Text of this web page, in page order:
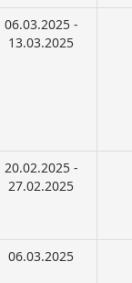
06.03.2025 -
13.03.2025
20.02.2025 -
27.02.2025
06.03.2025